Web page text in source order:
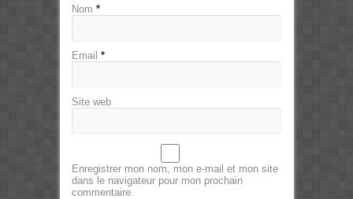
Nom *
Email *
Site web
Enregistrer mon nom, mon e-mail et mon site
dans le navigateur pour mon prochain
commentaire.